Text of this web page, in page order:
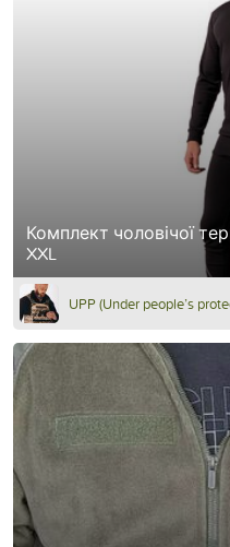
Комплект чоловічої
XXL
UPP (Under people’s